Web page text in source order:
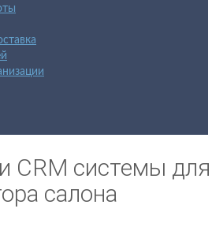
CRM системы для
салона